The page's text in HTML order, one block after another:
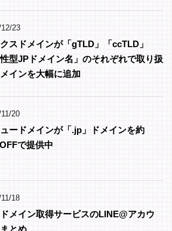
23
スドメインが「gTLD」「ccTLD」
性型JPドメイン名」のそれぞれで取り扱
インを大幅に追加
20
ードメインが「.jp」ドメインを約
で提供中
18
メイン取得サービスのLINE@アカウ
とめ